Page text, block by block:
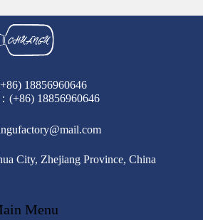
18856960646
(+86) 18856960646
City, Zhejiang Province, China
Menu